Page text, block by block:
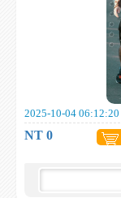
2025-10-04 06:12:20
NT 0